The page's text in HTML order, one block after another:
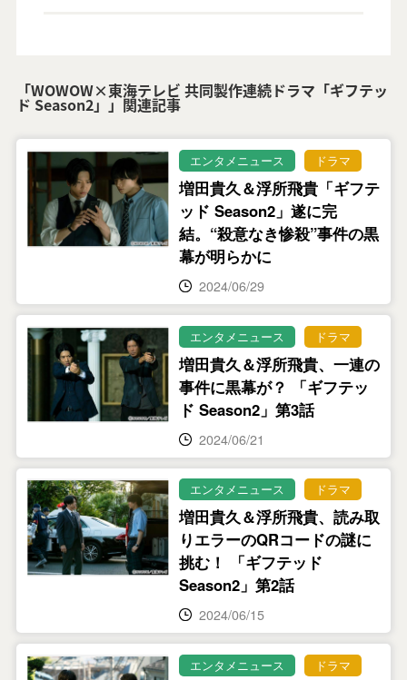
「WOWOW×東海テレビ 共同製作連続ドラマ「ギフテッ
ド Season2」」関連記事
エンタメニュース ドラマ
増田貴久＆浮所飛貴「ギフテ
ッド Season2」遂に完
結。“殺意なき惨殺”事件の黒
幕が明らかに
2024/06/29
エンタメニュース ドラマ
増田貴久＆浮所飛貴、一連の
事件に黒幕が？ 「ギフテッ
ド Season2」第3話
2024/06/21
エンタメニュース ドラマ
増田貴久＆浮所飛貴、読み取
りエラーのQRコードの謎に
挑む！ 「ギフテッド
Season2」第2話
2024/06/15
エンタメニュース ドラマ